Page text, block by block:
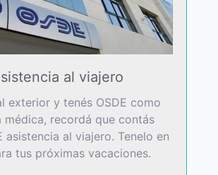
al viajero
exterior y tenés OSDE como
médica, recordá que contás
asistencia al viajero. Tenelo en
tus próximas vacaciones.